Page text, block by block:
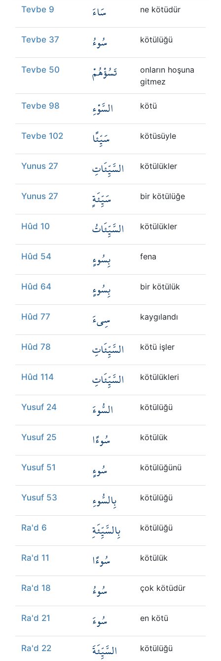
Tevbe 9 سَاءَ ne kötüdür
Tevbe 37 سُوءُ kötülüğü
Tevbe 50 تَسُؤْهُمْ
onların hoşuna
gitmez
Tevbe 98 السَّوْءِ kötü
Tevbe 102 سَيِّئًا kötüsüyle
Yunus 27 السَّيِّئَاتِ kötülükler
Yunus 27 سَيِّئَةٍ bir kötülüğe
Hûd 10 السَّيِّئَاتُ kötülükler
Hûd 54 بِسُوءٍ fena
Hûd 64 بِسُوءٍ bir kötülük
Hûd 77 سِيءَ kaygılandı
Hûd 78 السَّيِّئَاتِ kötü işler
Hûd 114 السَّيِّئَاتِ kötülükleri
Yusuf 24 السُّوءَ kötülüğü
Yusuf 25 سُوءًا kötülük
Yusuf 51 سُوءٍ kötülüğünü
Yusuf 53 بِالسُّوءِ kötülüğü
Ra'd 6 بِالسَّيِّئَةِ kötülüğü
Ra'd 11 سُوءًا kötülük
Ra'd 18 سُوءُ çok kötüdür
Ra'd 21 سُوءَ en kötü
Ra'd 22 السَّيِّئَةَ kötülüğü